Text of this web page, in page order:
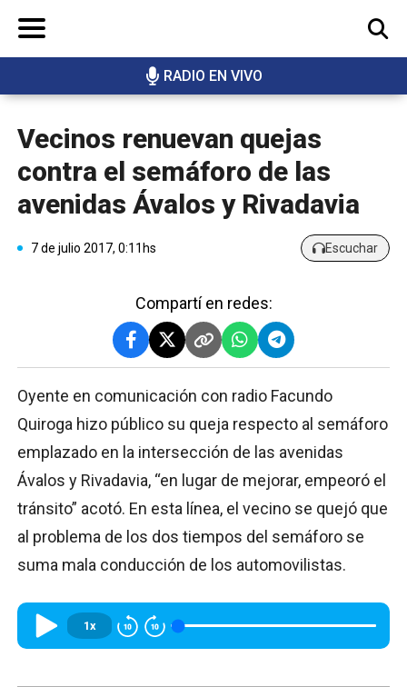
RADIO EN VIVO
BUSCAR
Vecinos renuevan quejas
contra el semáforo de las
avenidas Ávalos y Rivadavia
7 de julio 2017, 0:11hs Escuchar
Compartí en redes:
Oyente en comunicación con radio Facundo
Quiroga hizo público su queja respecto al semáforo
emplazado en la intersección de las avenidas
Ávalos y Rivadavia, “en lugar de mejorar, empeoró el
tránsito” acotó. En esta línea, el vecino se quejó que
al problema de los dos tiempos del semáforo se
suma mala conducción de los automovilistas.
1x